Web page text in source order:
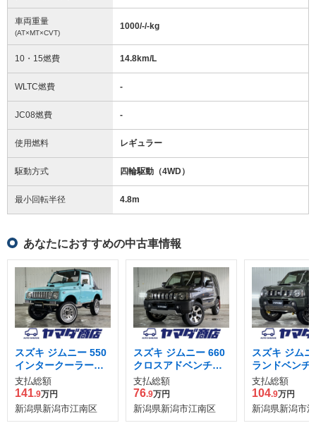
車両重量
(AT×MT×CVT)
1000/-/-kg
10・15燃費 14.8km/L
WLTC燃費 -
JC08燃費 -
使用燃料 レギュラー
駆動方式 四輪駆動（4WD）
最小回転半径 4.8m
あなたにおすすめの中古車情報
スズキ ジムニー 550
インタークーラータ
ーボ フルメタル 4W
D
支払総額
141.9万円
新潟県新潟市江南区
スズキ ジムニー 660
クロスアドベンチャ
ー XC 4WD
支払総額
76.9万円
新潟県新潟市江南区
スズキ ジム
ランドベンチ
WD
支払総額
104.9万円
新潟県新潟市